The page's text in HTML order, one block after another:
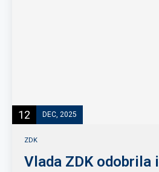
12 DEC, 2025
ZDK
Vlada ZDK odobrila